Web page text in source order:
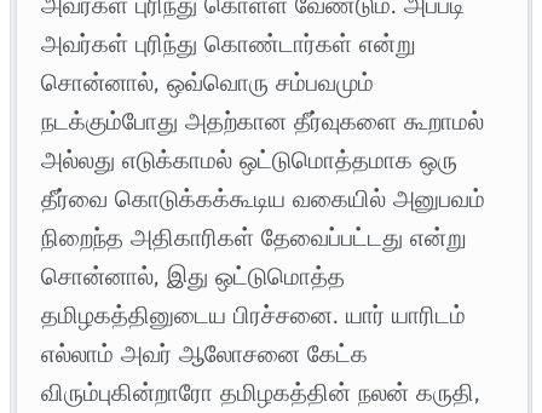
அவர்கள் புரிந்து கொண்டார்கள் என்று
சொன்னால், ஒவ்வொரு சம்பவமும்
நடக்கும்போது அதற்கான தீர்வுகளை கூறாமல்
அல்லது எடுக்காமல் ஒட்டுமொத்தமாக ஒரு
தீர்வை கொடுக்கக்கூடிய வகையில் அனுபவம்
நிறைந்த அதிகாரிகள் தேவைப்பட்டது என்று
சொன்னால், இது ஒட்டுமொத்த
தமிழகத்தினுடைய பிரச்சனை. யார் யாரிடம்
எல்லாம் அவர் ஆலோசனை கேட்க
விரும்புகின்றாரோ தமிழகத்தின் நலன் கருதி,